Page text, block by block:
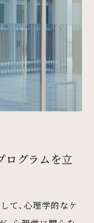
ログラムを立
て、心理学的なケ